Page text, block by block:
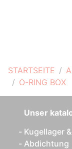
STARTSEITE
O-RING BOX
Unser
Kugellager
Abdichtung